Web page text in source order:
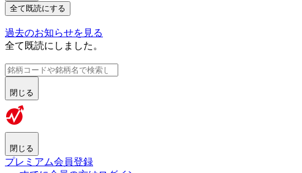
全て既読にする
過去のお知らせを見る
全て既読にしました。
閉じる
閉じる
プレミアム会員登録